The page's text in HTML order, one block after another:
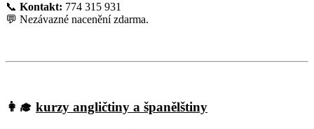
📞 Kontakt: 774 315 931
💬 Nezávazné nacenění zdarma.
👩‍🎓 kurzy angličtiny a španělštiny